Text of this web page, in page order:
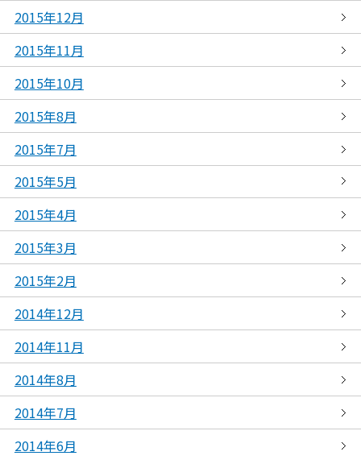
2015年12月
2015年11月
2015年10月
2015年8月
2015年7月
2015年5月
2015年4月
2015年3月
2015年2月
2014年12月
2014年11月
2014年8月
2014年7月
2014年6月